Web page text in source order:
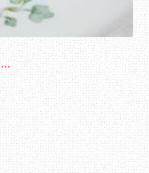
memikirkan
di atas,
amat
berkesan